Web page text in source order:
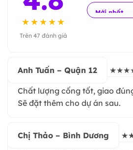
★★★★★
Trên 47 đánh giá
Anh Tuấn – Quận 12
Chất lượng cống tốt, giao
Sẽ đặt thêm cho dự án sau.
Chị Thảo – Bình Dương